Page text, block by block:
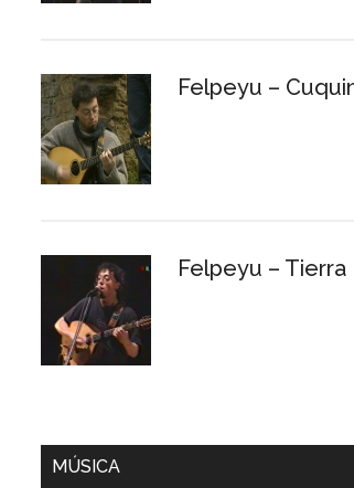
Felpeyu –
Felpeyu – Tierra
MÚSICA